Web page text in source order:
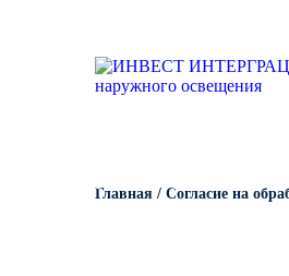
КАТАЛОГ
Кронштейны для уличного
Главная / Согласие на